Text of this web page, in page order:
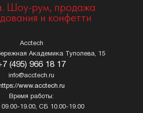
Шоу-рум, продажа
и конфетти
Acctech
Академика Туполева, 15
(495) 966 18 17
info@acctech.ru
https://www.acctech.ru
Время работы:
19.00, СБ 10.00-19.00